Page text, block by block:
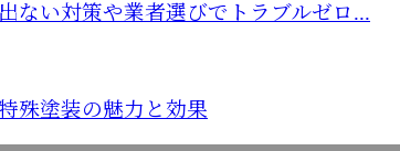
ない対策や業者選びでトラブルゼロ...
殊塗装の魅力と効果